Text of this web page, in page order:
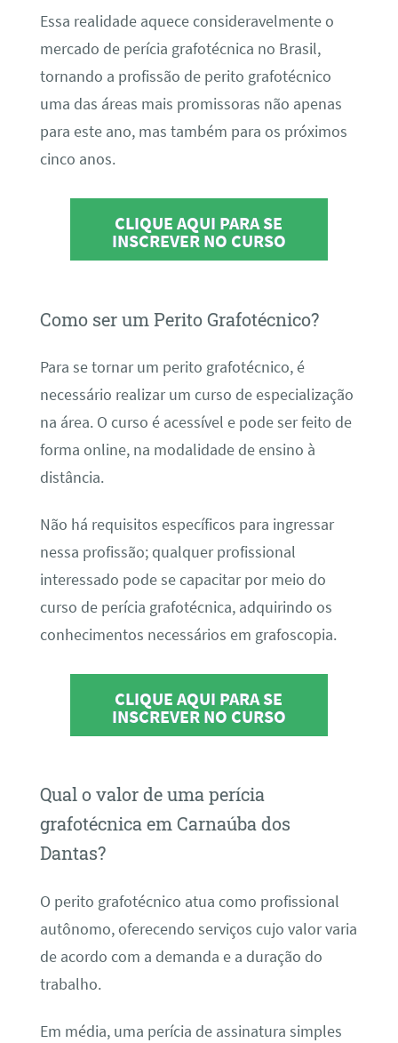
Essa realidade aquece consideravelmente o
mercado de perícia grafotécnica no Brasil,
tornando a profissão de perito grafotécnico
uma das áreas mais promissoras não apenas
para este ano, mas também para os próximos
cinco anos.
CLIQUE AQUI PARA SE
INSCREVER NO CURSO
Como ser um Perito Grafotécnico?
Para se tornar um perito grafotécnico, é
necessário realizar um curso de especialização
na área. O curso é acessível e pode ser feito de
forma online, na modalidade de ensino à
distância.
Não há requisitos específicos para ingressar
nessa profissão; qualquer profissional
interessado pode se capacitar por meio do
curso de perícia grafotécnica, adquirindo os
conhecimentos necessários em grafoscopia.
CLIQUE AQUI PARA SE
INSCREVER NO CURSO
Qual o valor de uma perícia
grafotécnica em Carnaúba dos
Dantas?
O perito grafotécnico atua como profissional
autônomo, oferecendo serviços cujo valor varia
de acordo com a demanda e a duração do
trabalho.
Em média, uma perícia de assinatura simples